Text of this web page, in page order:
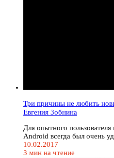
Три причины не любить
Евгения Зобнина
Для опытного
Android всегда был очень
10.02.2017
3 мин на чтение